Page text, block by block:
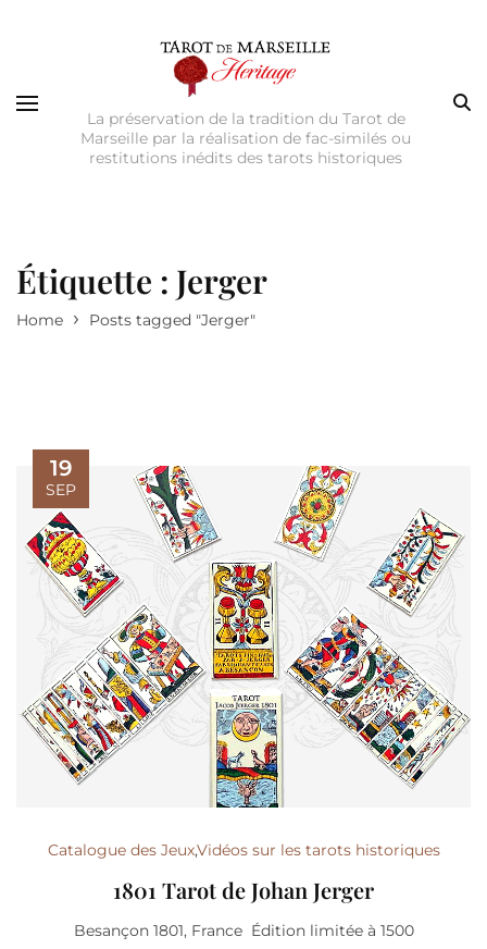
La préservation de la tradition du Tarot de
Marseille par la réalisation de fac-similés ou
restitutions inédits des tarots historiques
Étiquette : Jerger
Home › Posts tagged "Jerger"
19
SEP
Catalogue des Jeux,Vidéos sur les tarots historiques
1801 Tarot de Johan Jerger
Besançon 1801, France Édition limitée à 1500